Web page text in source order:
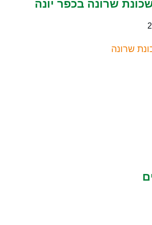
שרונה בכפר יונה
שרונה